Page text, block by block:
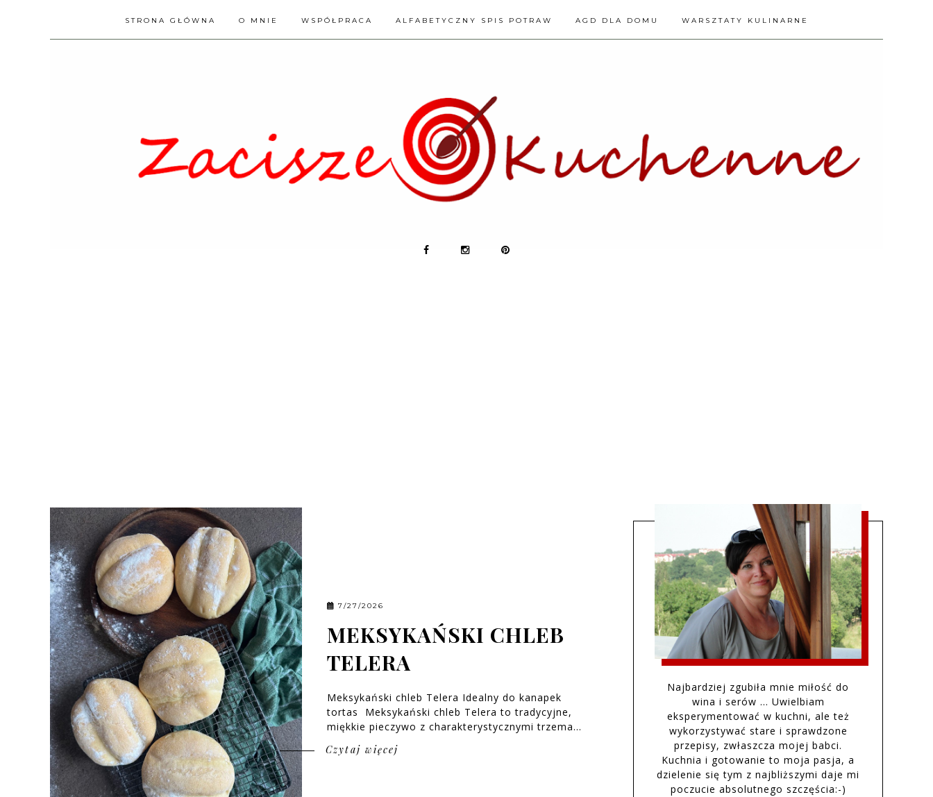
STRONA GŁÓWNA O MNIE WSPÓŁPRACA ALFABETYCZNY SPIS POTRAW AGD DLA DOMU WARSZTATY KULINARNE
7/27/2026
MEKSYKAŃSKI CHLEB
TELERA
Meksykański chleb Telera Idealny do kanapek
tortas Meksykański chleb Telera to tradycyjne,
miękkie pieczywo z charakterystycznymi trzema...
Czytaj więcej
Najbardziej zgubiła mnie miłość do
wina i serów … Uwielbiam
eksperymentować w kuchni, ale też
wykorzystywać stare i sprawdzone
przepisy, zwłaszcza mojej babci.
Kuchnia i gotowanie to moja pasja, a
dzielenie się tym z najbliższymi daje mi
poczucie absolutnego szczęścia:-)